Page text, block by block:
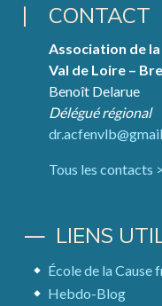
CONTACT
Association de
Val de Loire –
Benoît Delarue
Délégué régional
Tous les contacts >
LIENS
École de la Cause
Hebdo-Blog